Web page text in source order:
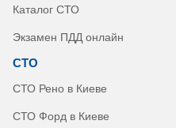
Каталог СТО
Экзамен ПДД онлайн
СТО
СТО Рено в Киеве
СТО Форд в Киеве